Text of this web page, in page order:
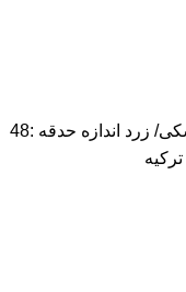
نوع : مردانه و زنانه جنس : کائوچو رنگ : مشکی/ زرد اندازه حدقه :48